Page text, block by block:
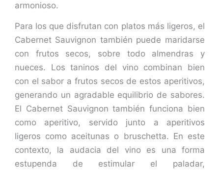
armonioso.
Para los que disfrutan con platos más ligeros, el
Cabernet Sauvignon también puede maridarse
con frutos secos, sobre todo almendras y
nueces. Los taninos del vino combinan bien
con el sabor a frutos secos de estos aperitivos,
generando un agradable equilibrio de sabores.
El Cabernet Sauvignon también funciona bien
como aperitivo, servido junto a aperitivos
ligeros como aceitunas o bruschetta. En este
contexto, la audacia del vino es una forma
estupenda de estimular el paladar,